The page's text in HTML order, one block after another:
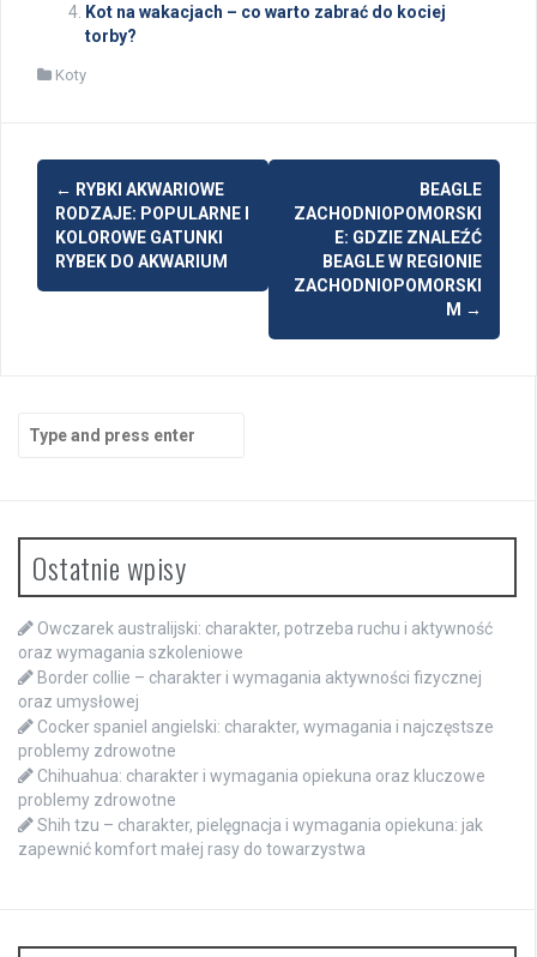
Kot na wakacjach – co warto zabrać do kociej
torby?
Koty
Post
navigation
← RYBKI AKWARIOWE
RODZAJE: POPULARNE I
KOLOROWE GATUNKI
RYBEK DO AKWARIUM
BEAGLE
ZACHODNIOPOMORSKI
E: GDZIE ZNALEŹĆ
BEAGLE W REGIONIE
ZACHODNIOPOMORSKI
M →
for:
Ostatnie wpisy
Owczarek australijski: charakter, potrzeba ruchu i aktywność
oraz wymagania szkoleniowe
Border collie – charakter i wymagania aktywności fizycznej
oraz umysłowej
Cocker spaniel angielski: charakter, wymagania i najczęstsze
problemy zdrowotne
Chihuahua: charakter i wymagania opiekuna oraz kluczowe
problemy zdrowotne
Shih tzu – charakter, pielęgnacja i wymagania opiekuna: jak
zapewnić komfort małej rasy do towarzystwa